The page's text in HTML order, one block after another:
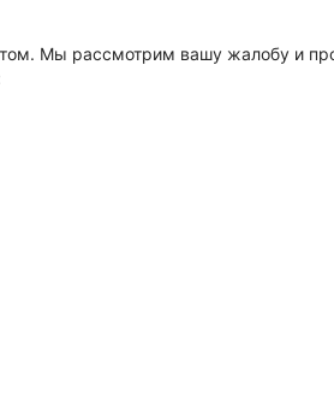
Мы рассмотрим вашу жалобу и